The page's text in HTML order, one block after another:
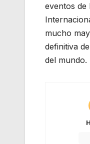
eventos de
mucho
definitiva
del mundo.